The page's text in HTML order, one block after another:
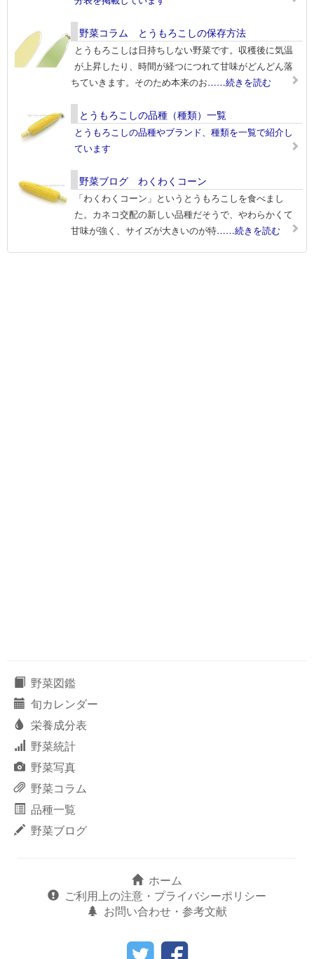
野菜コラム とうもろこしの保存方法
とうもろこしは日持ちしない野菜です。収穫後に気温
が上昇したり、時間が経つにつれて甘味がどんどん落
ちていきます。そのため本来のお……続きを読む
とうもろこしの品種（種類）一覧
とうもろこしの品種やブランド、種類を一覧で紹介し
ています
野菜ブログ わくわくコーン
「わくわくコーン」というとうもろこしを食べまし
た。カネコ交配の新しい品種だそうで、やわらかくて
甘味が強く、サイズが大きいのが特……続きを読む
野菜図鑑
旬カレンダー
栄養成分表
野菜統計
野菜写真
野菜コラム
品種一覧
野菜ブログ
ホーム
ご利用上の注意・プライバシーポリシー
お問い合わせ・参考文献